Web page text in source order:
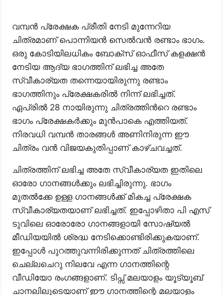
വമ്പൻ പ്രേക്ഷക പ്രീതി നേടി മുന്നേറിയ
ചിത്രമാണ് പൊന്നിയന്‍ സെൽവൻ രണ്ടാം ഭാഗം.
ഒരു കോടിയിലധികം ബോക്സ് ഓഫീസ് കളക്ഷൻ
നേടിയ ആദ്യ ഭാഗത്തിന് ലഭിച്ച അതേ
സ്വീകാര്യത തന്നെയായിരുന്നു രണ്ടാം
ഭാഗത്തിനും പ്രേക്ഷകരിൽ നിന്ന് ലഭിച്ചത്.
ഏപ്രിൽ 28 നായിരുന്നു ചിത്രത്തിൻറെ രണ്ടാം
ഭാഗം പ്രേക്ഷകർക്കും മുൻപാകെ എത്തിയത്.
നിരവധി വമ്പൻ താരങ്ങൾ അണിനിരുന്ന ഈ
ചിത്രം വൻ വിജയകുതിപ്പാണ് കാഴ്ചവച്ചത്.
ചിത്രത്തിന് ലഭിച്ച അതേ സ്വീകാര്യത ഇതിലെ
ഓരോ ഗാനങ്ങൾക്കും ലഭിച്ചിരുന്നു. ഭാഗം
മുതൽക്കേ ഉള്ള ഗാനങ്ങൾക്ക് മികച്ച പ്രേക്ഷക
സ്വീകാര്യതയാണ് ലഭിച്ചത്. ഇപ്പോഴിതാ പി എസ്
ടുവിലെ ഓരോരോ ഗാനങ്ങളായി സോഷ്യൽ
മീഡിയയിൽ ശ്രദ്ധ നേടിക്കൊണ്ടിരിക്കുകയാണ്.
ഇപ്പോൾ പുറത്തുവന്നിരിക്കുന്നത് ചിത്രത്തിലെ
ചെല്ലചെറു നിലവേ എന്ന ഗാനത്തിന്റെ
വീഡിയോ രംഗങ്ങളാണ്. ടിപ്സ് മലയാളം യൂട്യൂബ്
ചാനലിലൂടെയാണ് ഈ ഗാനത്തിന്റെ മലയാളം